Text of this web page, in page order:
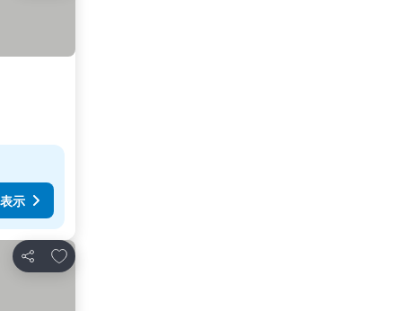
示
シェア
お気に入りに追加